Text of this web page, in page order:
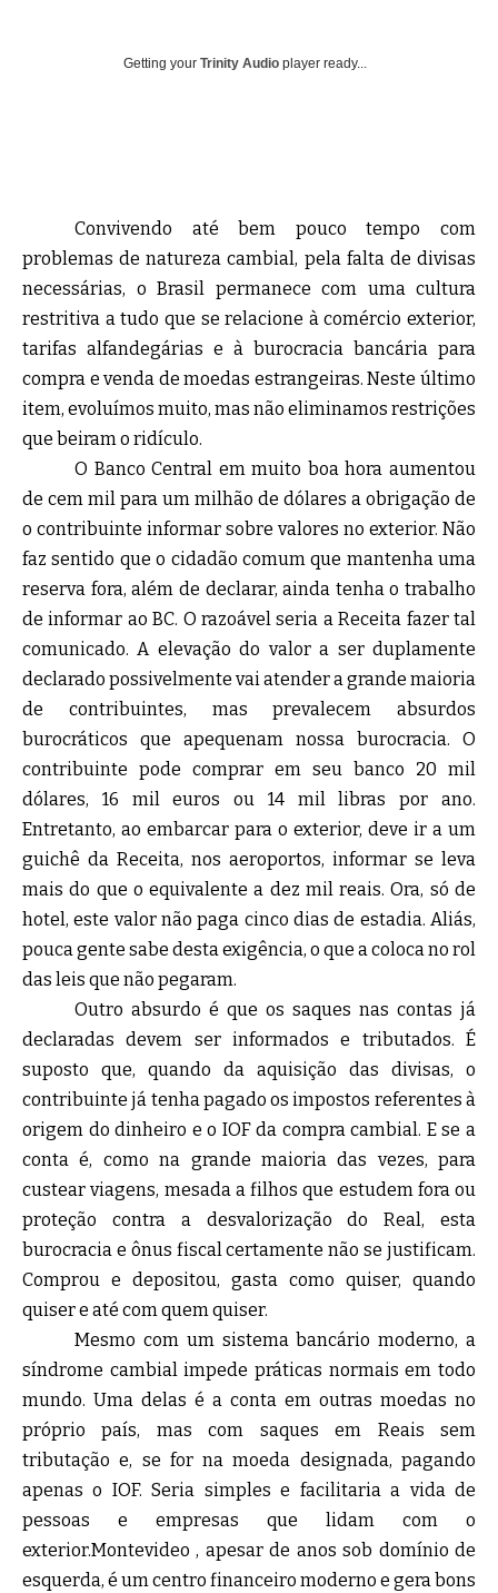
Getting your Trinity Audio player ready...
Convivendo até bem pouco tempo com
problemas de natureza cambial, pela falta de divisas
necessárias, o Brasil permanece com uma cultura
restritiva a tudo que se relacione à comércio exterior,
tarifas alfandegárias e à burocracia bancária para
compra e venda de moedas estrangeiras. Neste último
item, evoluímos muito, mas não eliminamos restrições
que beiram o ridículo.
O Banco Central em muito boa hora aumentou
de cem mil para um milhão de dólares a obrigação de
o contribuinte informar sobre valores no exterior. Não
faz sentido que o cidadão comum que mantenha uma
reserva fora, além de declarar, ainda tenha o trabalho
de informar ao BC. O razoável seria a Receita fazer tal
comunicado. A elevação do valor a ser duplamente
declarado possivelmente vai atender a grande maioria
de contribuintes, mas prevalecem absurdos
burocráticos que apequenam nossa burocracia. O
contribuinte pode comprar em seu banco 20 mil
dólares, 16 mil euros ou 14 mil libras por ano.
Entretanto, ao embarcar para o exterior, deve ir a um
guichê da Receita, nos aeroportos, informar se leva
mais do que o equivalente a dez mil reais. Ora, só de
hotel, este valor não paga cinco dias de estadia. Aliás,
pouca gente sabe desta exigência, o que a coloca no rol
das leis que não pegaram.
Outro absurdo é que os saques nas contas já
declaradas devem ser informados e tributados. É
suposto que, quando da aquisição das divisas, o
contribuinte já tenha pagado os impostos referentes à
origem do dinheiro e o IOF da compra cambial. E se a
conta é, como na grande maioria das vezes, para
custear viagens, mesada a filhos que estudem fora ou
proteção contra a desvalorização do Real, esta
burocracia e ônus fiscal certamente não se justificam.
Comprou e depositou, gasta como quiser, quando
quiser e até com quem quiser.
Mesmo com um sistema bancário moderno, a
síndrome cambial impede práticas normais em todo
mundo. Uma delas é a conta em outras moedas no
próprio país, mas com saques em Reais sem
tributação e, se for na moeda designada, pagando
apenas o IOF. Seria simples e facilitaria a vida de
pessoas e empresas que lidam com o
exterior.Montevideo , apesar de anos sob domínio de
esquerda, é um centro financeiro moderno e gera bons